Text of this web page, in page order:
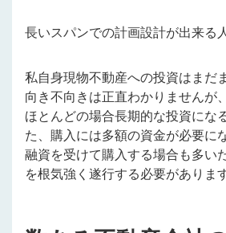
長いスパンでの計画設計が出来る
私自身現物不動産への投資はまだ
向き不向きは正直わかりませんが
ほとんどの場合長期的な投資にな
た、購入には多額の資金が必要に
融資を受けて購入する場合も多い
を根気強く遂行する必要があります